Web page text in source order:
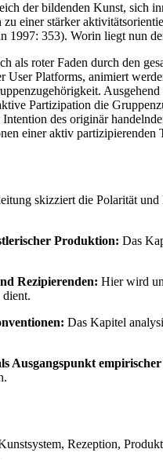
der bildenden Kunst, sich
einer stärker
353). Worin liegt nun
als roter Faden durch den
User Platforms, animiert
Partizipation die
des originär
einer aktiv partizipierenden
skizziert die Polarität
Produktion: Das
Rezipierenden: Hier wird
dient.
Das Kapitel
Ausgangspunkt
Rezeption,